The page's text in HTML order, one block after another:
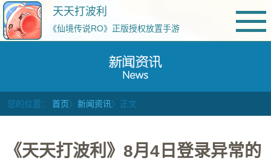
天天打波利
《仙境传说RO》正版授权放置手游
您的位置： 首页〉 新闻资讯 〉正文
《天天打波利》8月4日登录异常的